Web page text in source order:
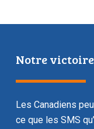
Notre victoire
Les Canadiens
ce que les SMS